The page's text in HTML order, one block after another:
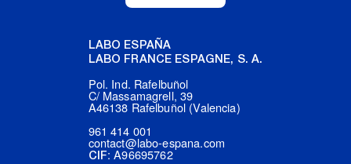
LABO ESPAÑA
LABO FRANCE ESPAGNE, S. A.
Pol. Ind. Rafelbuñol
C/ Massamagrell, 39
A46138 Rafelbuñol (Valencia)
961 414 001
contact@labo-espana.com
CIF: A96695762